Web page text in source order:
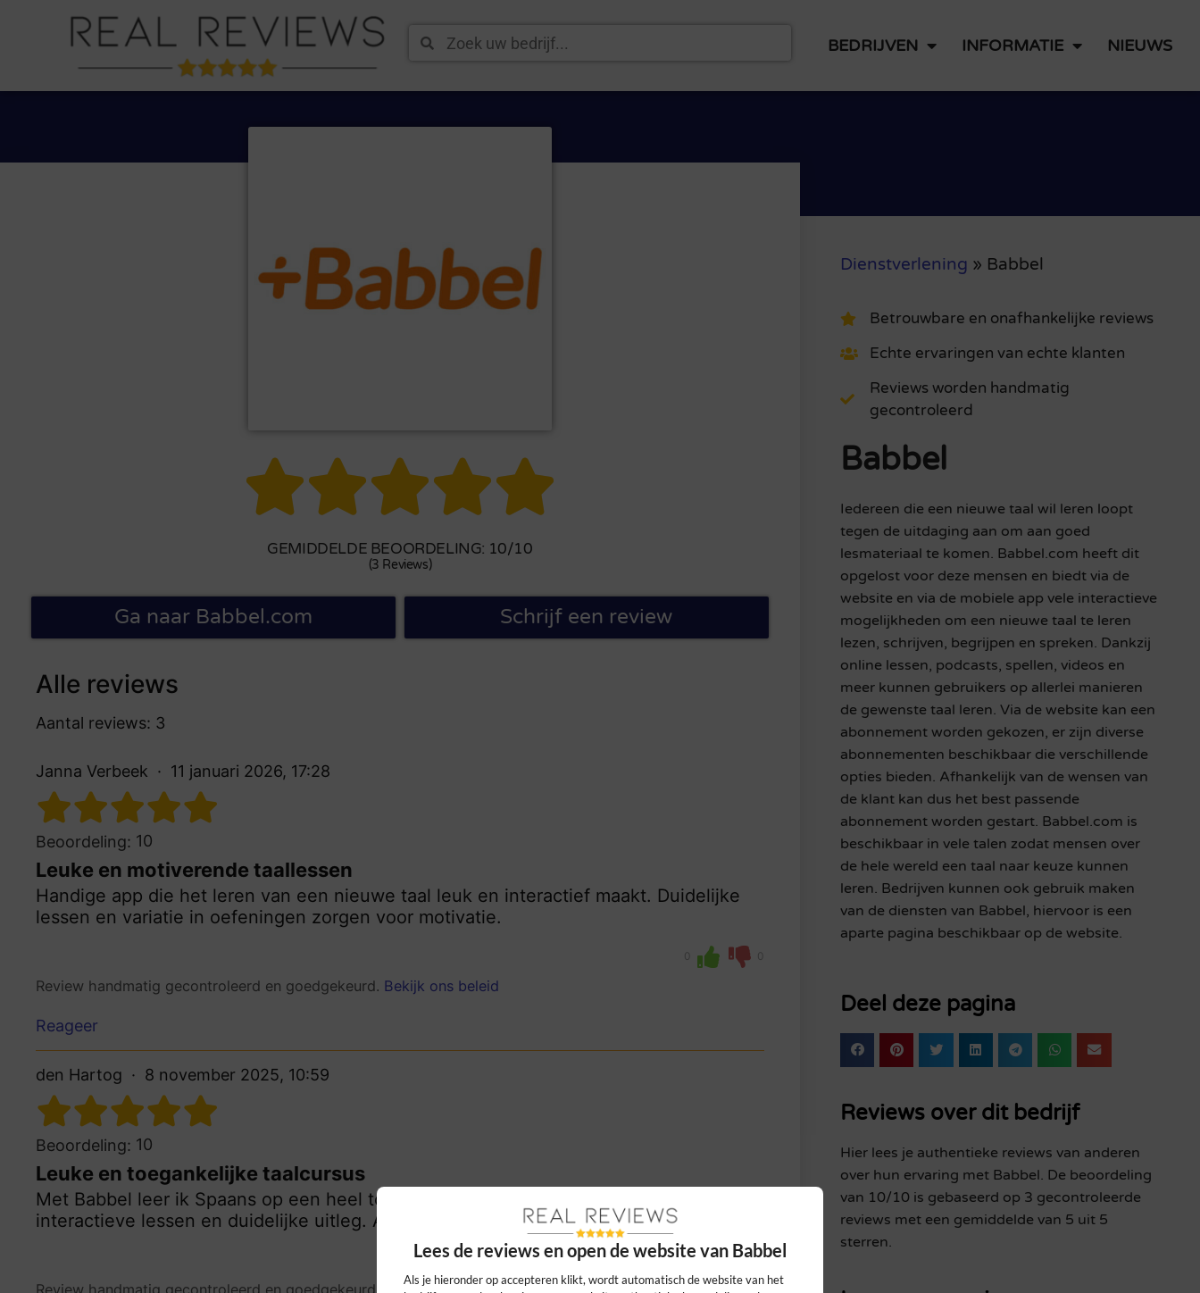
BEDRIJVEN INFORMATIE NIEUWS

GEMIDDELDE BEOORDELING: 10/10
(3 Reviews)
Ga naar Babbel.com Schrijf een review
Alle reviews
Aantal reviews: 3
Janna Verbeek 11 januari 2026, 17:28
Beoordeling: 10
Leuke en motiverende taallessen
Handige app die het leren van een nieuwe taal leuk en interactief maakt. Duidelijke
lessen en variatie in oefeningen zorgen voor motivatie.
0 0
Review handmatig gecontroleerd en goedgekeurd. Bekijk ons beleid
Reageer
den Hartog 8 november 2025, 10:59
Beoordeling: 10
Leuke en toegankelijke taalcursus
Met Babbel leer ik Spaans op een heel toegankelijke en leuke manier, dankzij de
interactieve lessen en duidelijke uitleg. Aanrader voor taalliefhebbers!
0 0
Dienstverlening » Babbel
Betrouwbare en onafhankelijke reviews
Echte ervaringen van echte klanten
Reviews worden handmatig
gecontroleerd
Babbel
Iedereen die een nieuwe taal wil leren loopt
tegen de uitdaging aan om aan goed
lesmateriaal te komen. Babbel.com heeft dit
opgelost voor deze mensen en biedt via de
website en via de mobiele app vele interactieve
mogelijkheden om een nieuwe taal te leren
lezen, schrijven, begrijpen en spreken. Dankzij
online lessen, podcasts, spellen, videos en
meer kunnen gebruikers op allerlei manieren
de gewenste taal leren. Via de website kan een
abonnement worden gekozen, er zijn diverse
abonnementen beschikbaar die verschillende
opties bieden. Afhankelijk van de wensen van
de klant kan dus het best passende
abonnement worden gestart. Babbel.com is
beschikbaar in vele talen zodat mensen over
de hele wereld een taal naar keuze kunnen
leren. Bedrijven kunnen ook gebruik maken
van de diensten van Babbel, hiervoor is een
aparte pagina beschikbaar op de website.
Deel deze pagina
Reviews over dit bedrijf
Hier lees je authentieke reviews van anderen
over hun ervaring met Babbel. De beoordeling
van 10/10 is gebaseerd op 3 gecontroleerde
reviews met een gemiddelde van 5 uit 5
sterren.
Lees de reviews en open de website van Babbel
Als je hieronder op accepteren klikt, wordt automatisch de website van het